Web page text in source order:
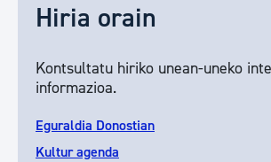
Hiria orain
Kontsultatu hiriko unean-uneko
informazioa.
Eguraldia Donostian
Kultur agenda